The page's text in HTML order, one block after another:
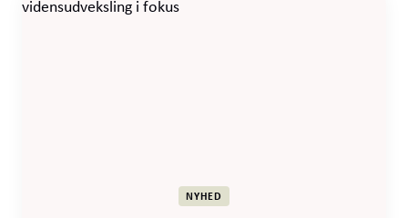
NYHED